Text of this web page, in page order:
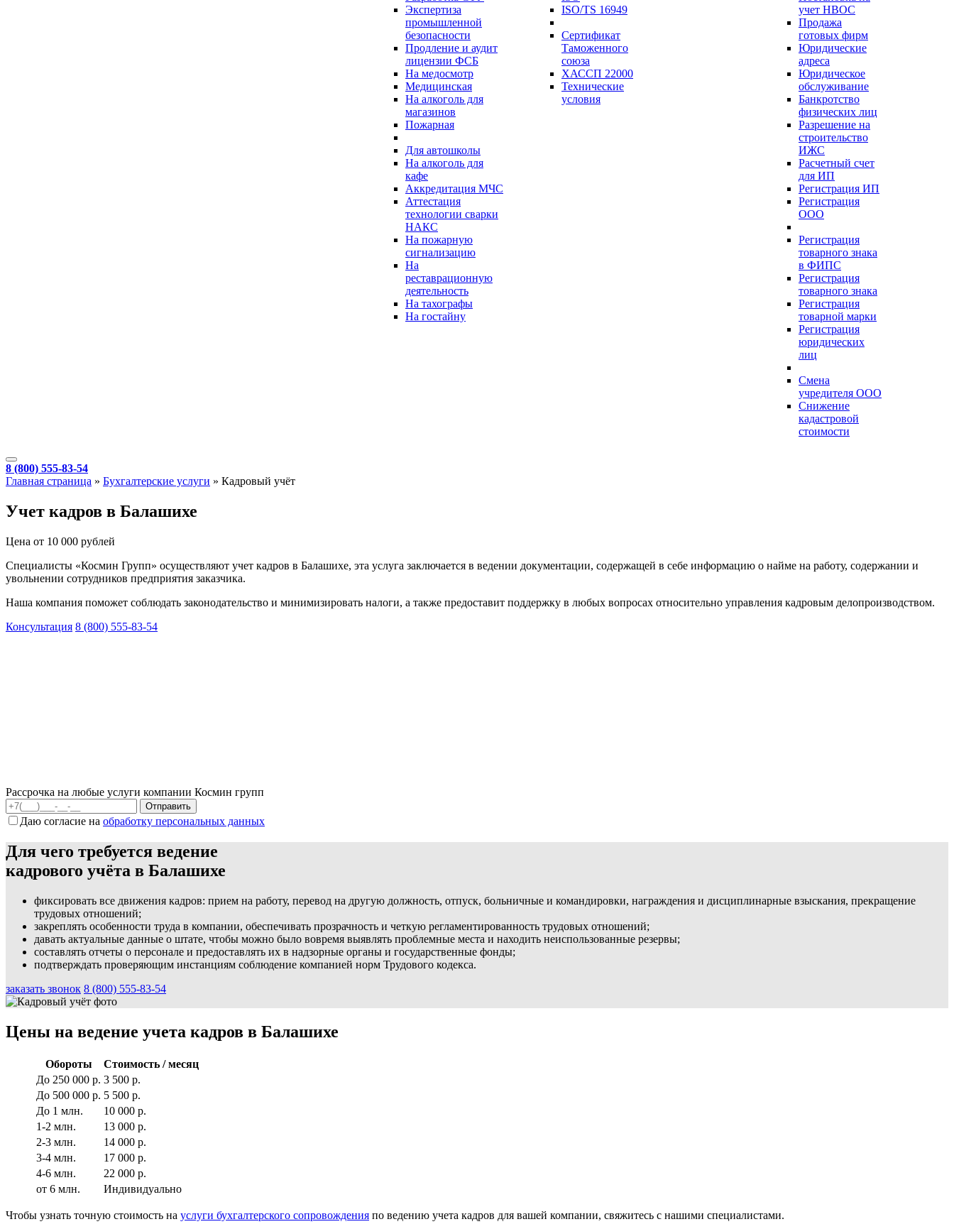
Экспертиза
промышленной
безопасности
Продление и аудит
лицензии ФСБ
На медосмотр
Медицинская
На алкоголь для
магазинов
Пожарная
Для автошколы
На алкоголь для
кафе
Аккредитация МЧС
Аттестация
технологии сварки
НАКС
На пожарную
сигнализацию
На
реставрационную
деятельность
На тахографы
На гостайну
ISO/TS 16949
Сертификат
Таможенного
союза
ХАССП 22000
Технические
условия
учет НВОС
Продажа
готовых фирм
Юридические
адреса
Юридическое
обслуживание
Банкротство
физических лиц
Разрешение на
строительство
ИЖС
Расчетный счет
для ИП
Регистрация ИП
Регистрация
ООО
Регистрация
товарного знака
в ФИПС
Регистрация
товарного знака
Регистрация
товарной марки
Регистрация
юридических
лиц
Смена
учредителя ООО
Снижение
кадастровой
стоимости
8 (800) 555-83-54
Главная страница » Бухгалтерские услуги » Кадровый учёт
Учет кадров в Балашихе
Цена от 10 000 рублей
Специалисты «Космин Групп» осуществляют учет кадров в Балашихе, эта услуга заключается в ведении документации, содержащей в себе информацию о найме на работу, содержании и
увольнении сотрудников предприятия заказчика.
Наша компания поможет соблюдать законодательство и минимизировать налоги, а также предоставит поддержку в любых вопросах относительно управления кадровым делопроизводством.
Консультация 8 (800) 555-83-54
Рассрочка на любые услуги компании Космин групп
Даю согласие на обработку персональных данных
Для чего требуется ведение
кадрового учёта в Балашихе
фиксировать все движения кадров: прием на работу, перевод на другую должность, отпуск, больничные и командировки, награждения и дисциплинарные взыскания, прекращение
трудовых отношений;
закреплять особенности труда в компании, обеспечивать прозрачность и четкую регламентированность трудовых отношений;
давать актуальные данные о штате, чтобы можно было вовремя выявлять проблемные места и находить неиспользованные резервы;
составлять отчеты о персонале и предоставлять их в надзорные органы и государственные фонды;
подтверждать проверяющим инстанциям соблюдение компанией норм Трудового кодекса.
заказать звонок 8 (800) 555-83-54
Цены на ведение учета кадров в Балашихе
Обороты
Стоимость / месяц
До 250 000 р. 3 500 р.
До 500 000 р. 5 500 р.
До 1 млн.
10 000 р.
1-2 млн.
13 000 р.
2-3 млн.
14 000 р.
3-4 млн.
17 000 р.
4-6 млн.
22 000 р.
от 6 млн.
Индивидуально
Чтобы узнать точную стоимость на услуги бухгалтерского сопровождения по ведению учета кадров для вашей компании, свяжитесь с нашими специалистами.